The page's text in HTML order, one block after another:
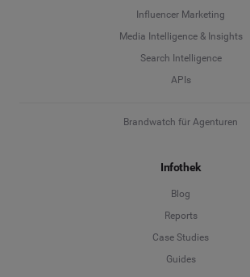
Influencer Marketing
Media Intelligence & Insights
Search Intelligence
APIs
Brandwatch für Agenturen
Infothek
Blog
Reports
Case Studies
Guides